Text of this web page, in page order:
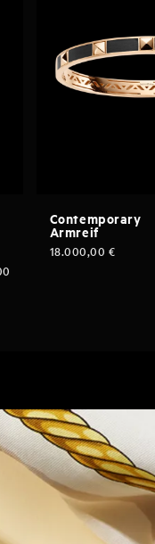
Contemporary
Armreif
18.000,00 €